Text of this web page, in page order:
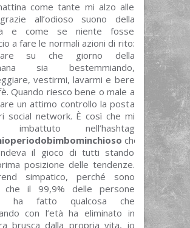
come tante mi alzo alle
all’odioso suono della
e come se niente fosse
a fare le normali azioni di rito:
su che giorno della
sia bestemmiando,
vestirmi, lavarmi e bere
Quando riesco bene o male a
un attimo controllo la posta
social network. È così che mi
imbattuto nell’hashtag
che
il gioco di tutti stando
posizione delle tendenze.
simpatico, perché sono
che il 99,9% delle persone
ha fatto qualcosa che
con l’età ha eliminato in
brusca dalla propria vita, io